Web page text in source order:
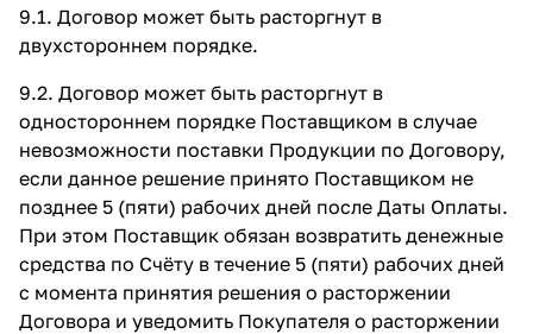
9.1. Договор может быть расторгнут в
двухстороннем порядке.
9.2. Договор может быть расторгнут в
одностороннем порядке Поставщиком в случае
невозможности поставки Продукции по Договору,
если данное решение принято Поставщиком не
позднее 5 (пяти) рабочих дней после Даты Оплаты.
При этом Поставщик обязан возвратить денежные
средства по Счёту в течение 5 (пяти) рабочих дней
с момента принятия решения о расторжении
Договора и уведомить Покупателя о расторжении